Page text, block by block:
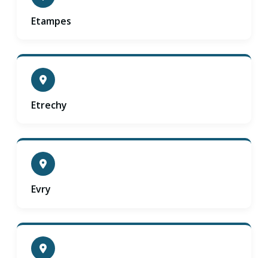
Etampes
Etrechy
Evry